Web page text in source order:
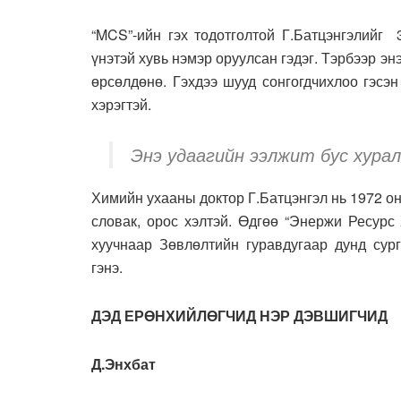
“MCS”-ийн гэх тодотголтой
үнэтэй хувь нэмэр оруулсан гэдэг. Тэрбээр
өрсөлдөнө. Гэхдээ шууд сонгогдчихлоо
хэрэгтэй.
Энэ удаагийн ээлжит бус
Химийн ухааны доктор Г.Батцэнгэл нь 1972
словак, орос хэлтэй. Өдгөө “Энержи
хуучнаар Зөвлөлтийн гуравдугаар дунд
гэнэ.
ДЭД ЕРӨНХИЙЛӨГЧИД НЭР ДЭВШИГЧИД
Д.Энхбат